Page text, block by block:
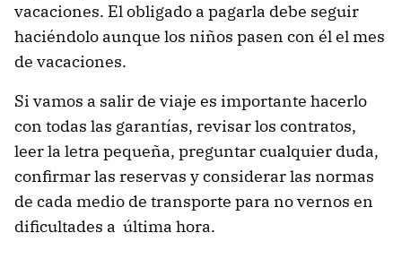
vacaciones. El obligado a pagarla debe seguir
haciéndolo aunque los niños pasen con él el mes
de vacaciones.
Si vamos a salir de viaje es importante hacerlo
con todas las garantías, revisar los contratos,
leer la letra pequeña, preguntar cualquier duda,
confirmar las reservas y considerar las normas
de cada medio de transporte para no vernos en
dificultades a última hora.